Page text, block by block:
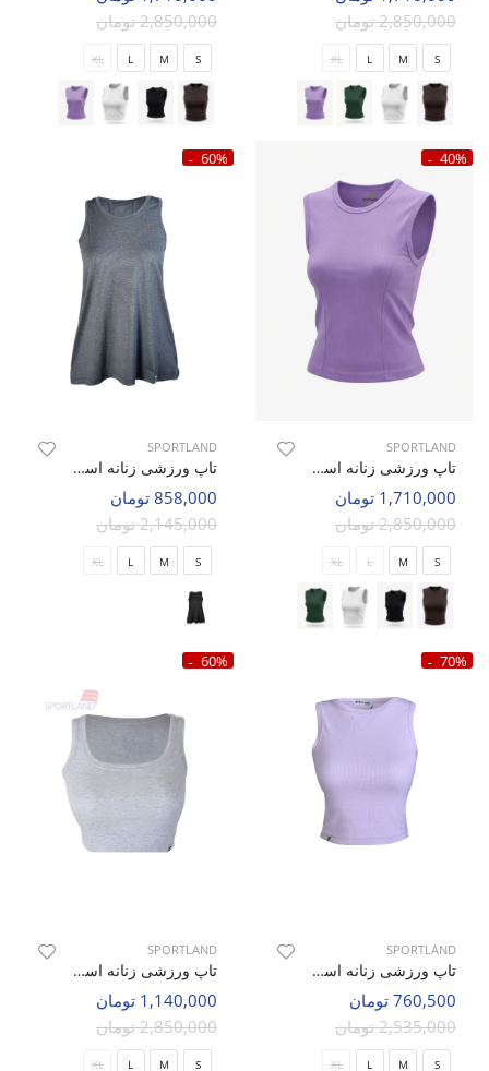
2,850,000 تومان
S
M
L
XL
2,850,000 تومان
S
M
L
XL
40%
SPORTLAND
تاپ ورزشی زنانه اسپورتلند Cortina W
1,710,000 تومان
2,850,000 تومان
S
M
L
XL
60%
SPORTLAND
تاپ ورزشی زنانه اسپورتلند Aero Fit W
858,000 تومان
2,145,000 تومان
S
M
L
XL
70%
SPORTLAND
تاپ ورزشی زنانه اسپورتلند Pulse Top W
760,500 تومان
2,535,000 تومان
S
M
L
XL
60%
SPORTLAND
تاپ ورزشی زنانه اسپورتلند Lanzo W
1,140,000 تومان
2,850,000 تومان
S
M
L
XL